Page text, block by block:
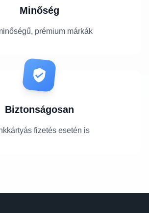
Minőség
prémium márkák
Biztonságosan
fizetés esetén is